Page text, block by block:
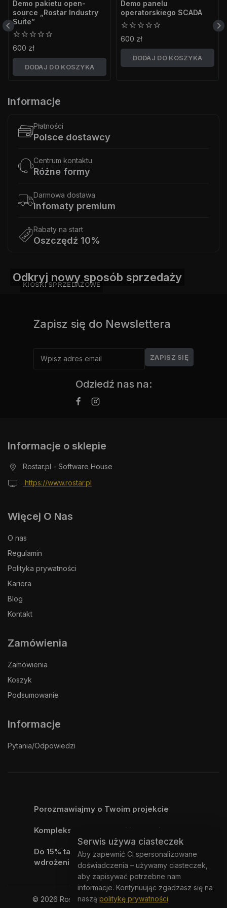
Demo pakietu open-
source „Rostar Industry
Suite”
0
z
5
600 zł
DODAJ DO KOSZYKA
Demo panelu
operatorskiego SCADA
0
z
5
600 zł
DODAJ DO KOSZYKA
Informacje
Płatności
Polsce dostawcy
Centrum kontaktu
Różne formy
Darmowa dostawa
Infomaty premium
Rabaty na start
Oszczędź 10%
KIOSKI SPRZEDAŻOWE
Odkryj nowy sposób sprzedaży
Zapisz się do Newslettera
Odziedź nas na:
Informacje o sklepie
Rostar.pl - Software House
https://www.rostar.pl
Więcej O Nas
O nas
Regulamin
Polityka prywatności
Kariera
Blog
Kontakt
Zamówienia
Zamówienia
Koszyk
Podsumowanie
Informacje
Pytania/Odpowiedzi
Porozmawiajmy o Twoim projekcie
Kompleksowa dostawa i instalacja systemu
Do 15% taniej przy kompleksowych
wdrożeniach
© 2026 Rostar.pl - Wszelkie prawa zastrzeżone.
Serwis używa ciasteczek
Aby zapewnić Ci spersonalizowane
doświadczenia – używamy ciasteczek,
aby zapisywać potrzebne nam
informacje. Kontynuując zgadzasz się na
naszą politykę prywatności.